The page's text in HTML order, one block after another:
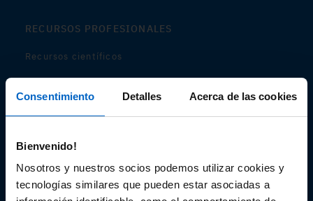
Consentimiento Detalles Acerca de las cookies
Bienvenido!
Nosotros y nuestros socios podemos utilizar cookies y
tecnologías similares que pueden estar asociadas a
RECURSOS PROFESIONALES
Recursos científicos
Audiovisual
Espacio de Información Médica